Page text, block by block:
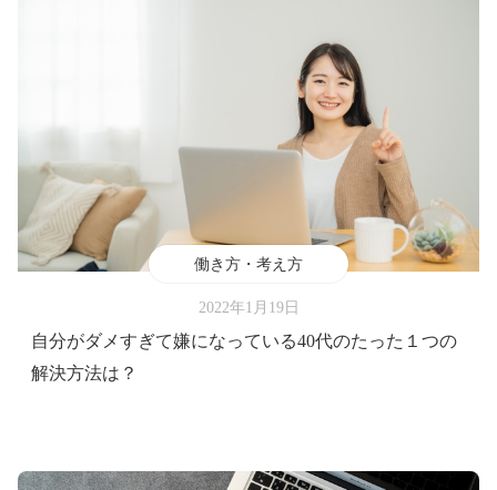
働き方・考え方
2022年1月19日
自分がダメすぎて嫌になっている40代のたった１つの
解決方法は？